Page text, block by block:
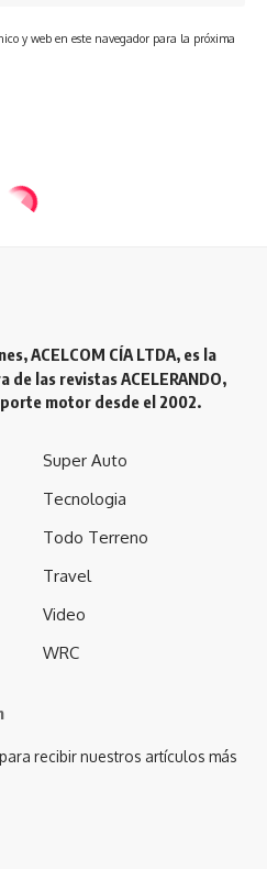
y web en este navegador para la próxima
ACELCOM CÍA LTDA, es la
las revistas ACELERANDO,
motor desde el 2002.
Super Auto
Tecnologia
Todo Terreno
Travel
Video
WRC
recibir nuestros artículos más